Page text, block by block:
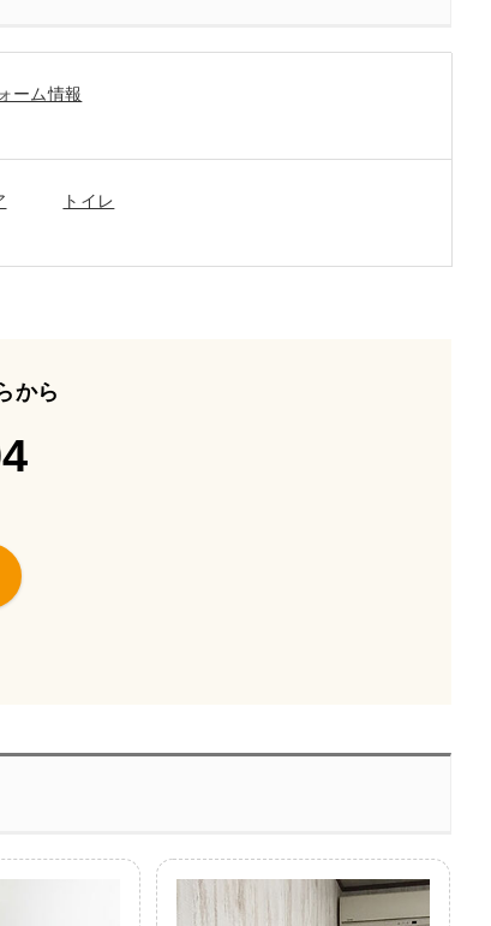
ーム情報
トイレ
から